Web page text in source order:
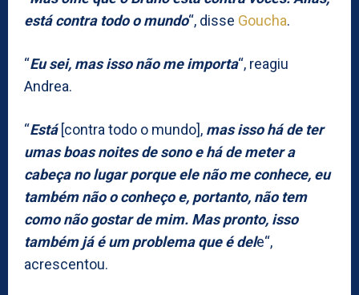
está contra todo o mundo“, disse Goucha.
“Eu sei, mas isso não me importa“, reagiu
Andrea.
“Está[contra todo o mundo], mas isso há de ter
umas boas noites de sono e há de meter a
cabeça no lugar porque ele não me conhece, eu
também não o conheço e, portanto, não tem
como não gostar de mim. Mas pronto, isso
também já é um problema que é dele“,
acrescentou.